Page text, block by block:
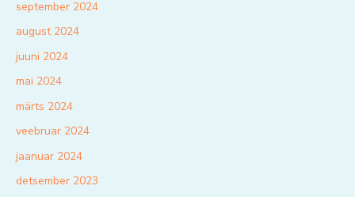
september 2024
august 2024
juuni 2024
mai 2024
märts 2024
veebruar 2024
jaanuar 2024
detsember 2023